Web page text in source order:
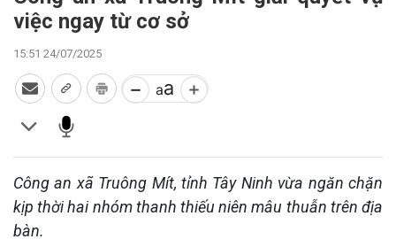
việc ngay từ cơ sở
15:51 24/07/2025
Công an xã Truông Mít, tỉnh Tây Ninh vừa ngăn chặn
kịp thời hai nhóm thanh thiếu niên mâu thuẫn trên địa
bàn.